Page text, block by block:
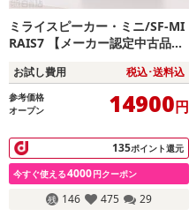
ミライスピーカー・ミニ/SF-MI
RAIS7 【メーカー認定中古品
年間)】
お試し費用 税込･送料込
参考価格
オープン
14900円
135ポイント還元
今すぐ使える4000円クーポン
146 475 29